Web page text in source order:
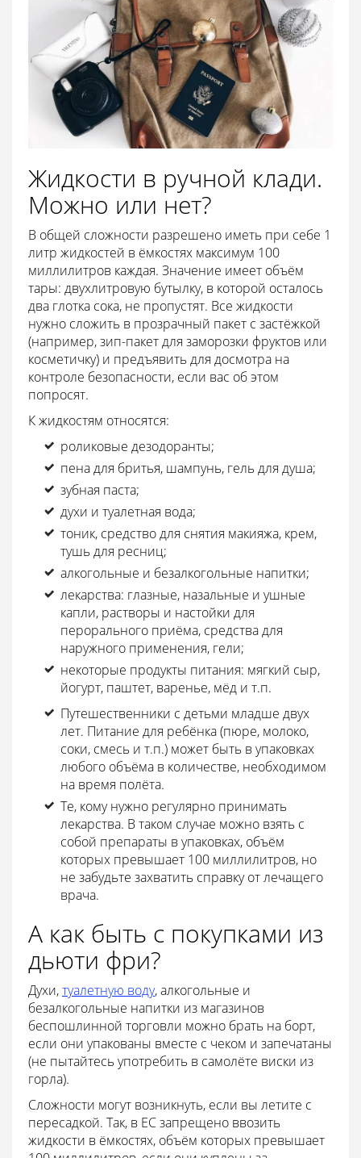
Жидкости в ручной клади.
Можно или нет?
В общей сложности разрешено иметь при себе 1
литр жидкостей в ёмкостях максимум 100
миллилитров каждая. Значение имеет объём
тары: двухлитровую бутылку, в которой осталось
два глотка сока, не пропустят. Все жидкости
нужно сложить в прозрачный пакет с застёжкой
(например, зип-пакет для заморозки фруктов или
косметичку) и предъявить для досмотра на
контроле безопасности, если вас об этом
попросят.
К жидкостям относятся:
роликовые дезодоранты;
пена для бритья, шампунь, гель для душа;
зубная паста;
духи и туалетная вода;
тоник, средство для снятия макияжа, крем,
тушь для ресниц;
алкогольные и безалкогольные напитки;
лекарства: глазные, назальные и ушные
капли, растворы и настойки для
перорального приёма, средства для
наружного применения, гели;
некоторые продукты питания: мягкий сыр,
йогурт, паштет, варенье, мёд и т.п.
Путешественники с детьми младше двух
лет. Питание для ребёнка (пюре, молоко,
соки, смесь и т.п.) может быть в упаковках
любого объёма в количестве, необходимом
на время полёта.
Те, кому нужно регулярно принимать
лекарства. В таком случае можно взять с
собой препараты в упаковках, объём
которых превышает 100 миллилитров, но
не забудьте захватить справку от лечащего
врача.
А как быть с покупками из
дьюти фри?
Духи,туалетную воду, алкогольные и
безалкогольные напитки из магазинов
беспошлинной торговли можно брать на борт,
если они упакованы вместе с чеком и запечатаны
(не пытайтесь употребить в самолёте виски из
горла).
Сложности могут возникнуть, если вы летите с
пересадкой. Так, в ЕС запрещено ввозить
жидкости в ёмкостях, объём которых превышает